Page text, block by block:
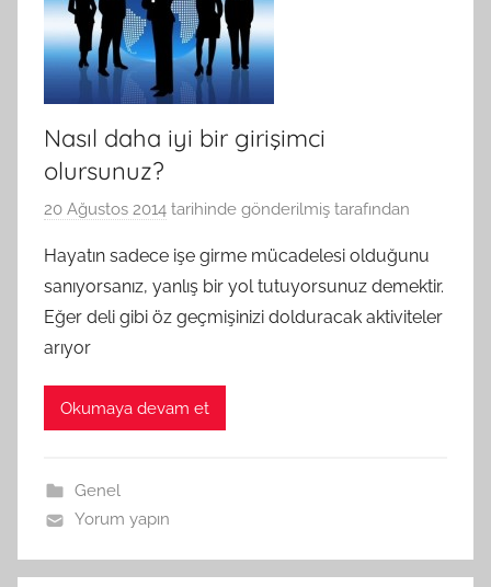
Nasıl daha iyi bir girişimci
olursunuz?
20 Ağustos 2014 tarihinde gönderilmiş tarafından
Hayatın sadece işe girme mücadelesi olduğunu
sanıyorsanız, yanlış bir yol tutuyorsunuz demektir.
Eğer deli gibi öz geçmişinizi dolduracak aktiviteler
arıyor
Okumaya devam et
Genel
Yorum yapın